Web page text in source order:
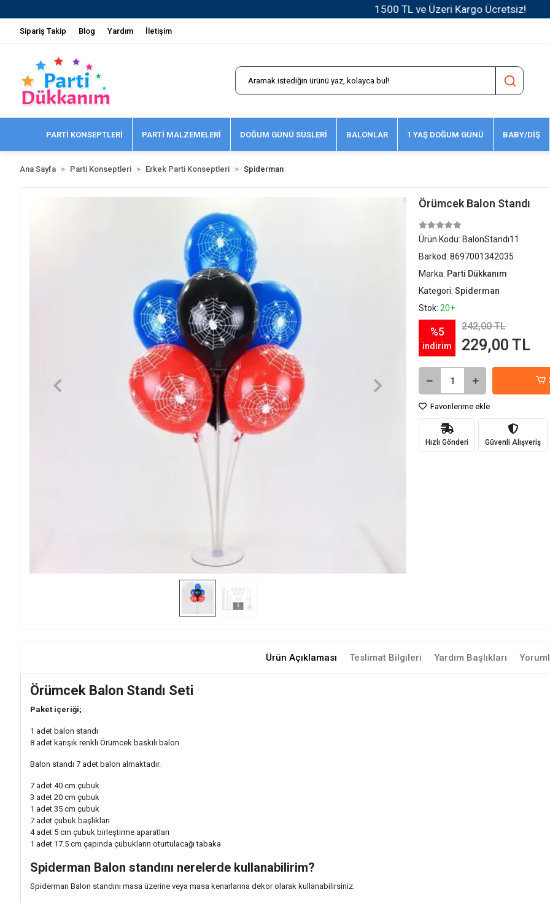
1500 TL ve Üzeri Kargo Ücretsiz!
Sipariş Takip Blog Yardım İletişim
PARTİ KONSEPTLERİ PARTİ MALZEMELERİ DOĞUM GÜNÜ SÜSLERİ BALONLAR 1 YAŞ DOĞUM GÜNÜ BABY/DİŞ
Ana Sayfa Parti Konseptleri Erkek Parti Konseptleri Spiderman
Örümcek Balon Standı
Ürün Kodu: BalonStandı11
Barkod: 8697001342035
Marka: Parti Dükkanım
Kategori: Spiderman
Stok: 20+
%5
indirim
242,00 TL
229,00 TL
Favorilerime ekle
Hızlı Gönderi Güvenli Alışveriş
Ürün Açıklaması Teslimat Bilgileri Yardım Başlıkları
Örümcek Balon Standı Seti
Paket içeriği;
1 adet balon standı
8 adet karışık renkli Örümcek baskılı balon
Balon standı 7 adet balon almaktadır.
7 adet 40 cm çubuk
3 adet 20 cm çubuk
1 adet 35 cm çubuk
7 adet çubuk başlıkları
4 adet 5 cm çubuk birleştirme aparatları
1 adet 17.5 cm çapında çubukların oturtulacağı tabaka
Spiderman Balon standını nerelerde kullanabilirim?
Spiderman Balon standını masa üzerine veya masa kenarlarına dekor olarak kullanabilirsiniz.